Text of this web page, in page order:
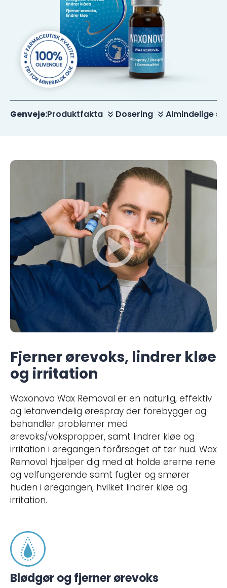
Genveje:Produktfakta Dosering Almindelige
Fjerner ørevoks, lindrer kløe
og irritation
Waxonova Wax Removal er en naturlig, effektiv
og letanvendelig ørespray der forebygger og
behandler problemer med
ørevoks/vokspropper, samt lindrer kløe og
irritation i øregangen forårsaget af tør hud. Wax
Removal hjælper dig med at holde ørerne rene
og velfungerende samt fugter og smører
huden i øregangen, hvilket lindrer kløe og
irritation.
Blødgør og fjerner ørevoks